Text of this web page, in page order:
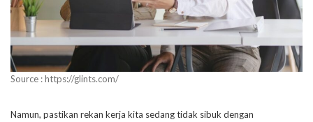
Source : https://glints.com/
Namun, pastikan rekan kerja kita sedang tidak sibuk dengan